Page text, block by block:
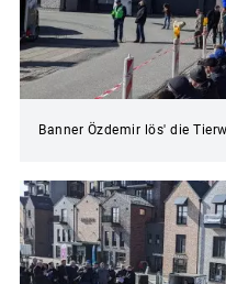
Banner Özdemir lös' die